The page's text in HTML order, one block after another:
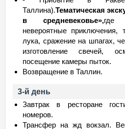
Таллина).Тематическая
в средневековье»,где
невероятные приключения,
лука, сражение на шпагах,
изготовление свечей,
посещение камеры пыток.
Возвращение в Таллин.
3-й день
Завтрак в ресторане
номеров.
Трансфер на жд вокзал.